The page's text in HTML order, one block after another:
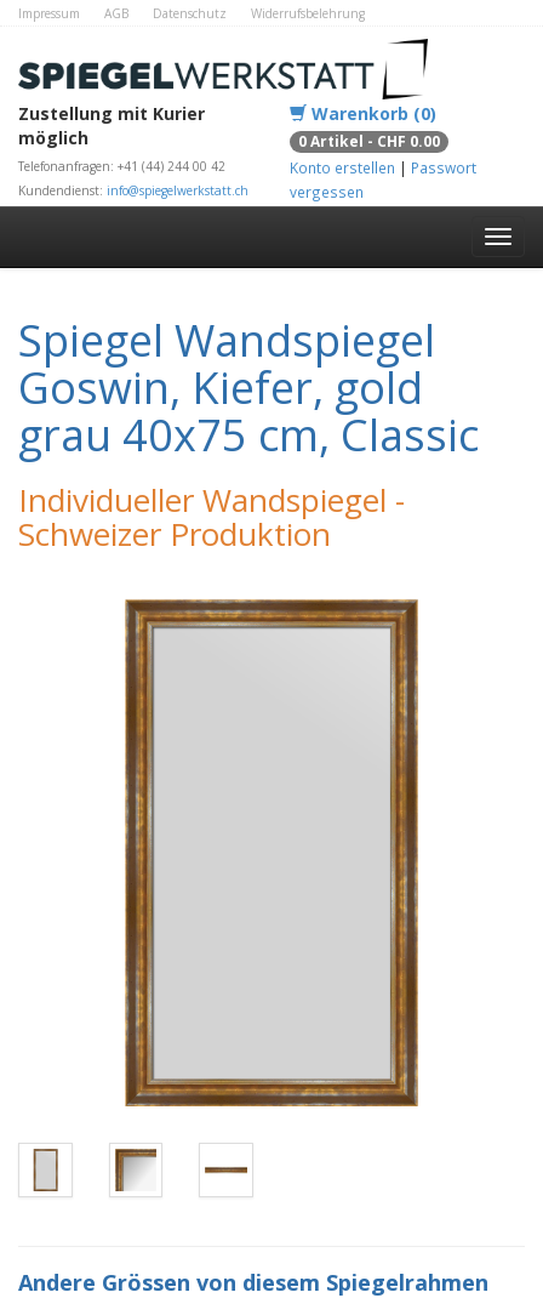
Impressum AGB Datenschutz
Widerrufsbelehrung
Zustellung mit Kurier
möglich
Telefonanfragen: +41 (44) 244 00 42
Kundendienst: info@spiegelwerkstatt.ch
Warenkorb (0)
0 Artikel - CHF 0.00
Konto erstellen | Passwort
vergessen
Spiegel Wandspiegel
Goswin, Kiefer, gold
grau 40x75 cm, Classic
Individueller Wandspiegel -
Schweizer Produktion
Andere Grössen von diesem Spiegelrahmen